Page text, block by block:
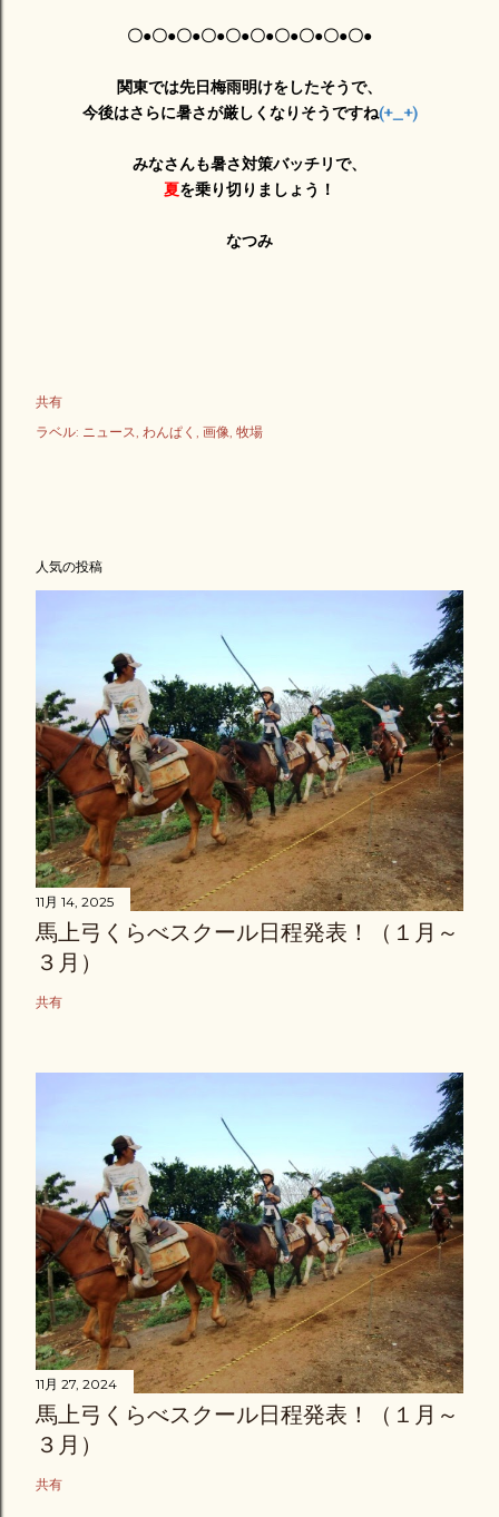
〇●〇●〇●〇●〇●〇●〇●〇●〇●〇●
関東では先日梅雨明けをしたそうで、
今後はさらに暑さが厳しくなりそうですね(+_+)
みなさんも暑さ対策バッチリで、
夏を乗り切りましょう！
なつみ
共有
ラベル: ニュース わんぱく 画像 牧場
人気の投稿
11月 14, 2025
馬上弓くらべスクール日程発表！（１月～
３月）
共有
11月 27, 2024
馬上弓くらべスクール日程発表！（１月～
３月）
共有